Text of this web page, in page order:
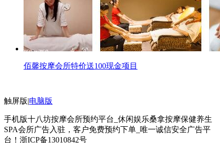
佰馨按摩会所特价送100现金项目
触屏版|电脑版
手机版十八坊按摩会所预约平台_休闲娱乐桑拿按摩保健养生
SPA会所广告入驻，客户免费预约下单_唯一诚信安全广告平
台！ 浙ICP备13010842号